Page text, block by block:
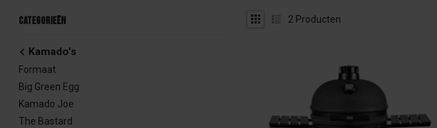
Categorieën
Kamado's
Formaat
Big Green Egg
Kamado Joe
The Bastard
2 Producten